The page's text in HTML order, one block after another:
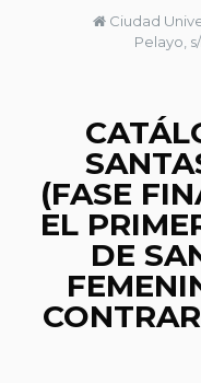
Ciudad
Pelayo,
(FASE
EL
DE